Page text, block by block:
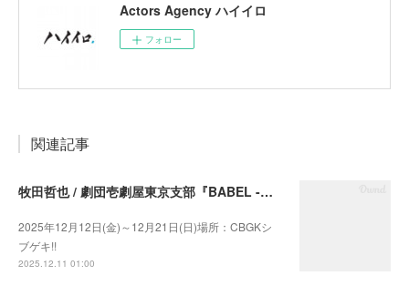
Actors Agency ハイイロ
フォロー
関連記事
牧田哲也 / 劇団壱劇屋東京支部『BABEL -バベル-』 出演
2025年12月12日(金)～12月21日(日)場所：CBGKシ
ブゲキ!!
2025.12.11 01:00